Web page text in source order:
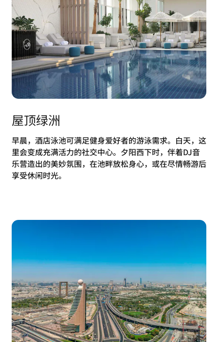
屋顶绿洲
早晨，酒店泳池可满足健身爱好者的游泳需求。白天，这
里会变成充满活力的社交中心。夕阳西下时，伴着DJ音
乐营造出的美妙氛围，在池畔放松身心，或在尽情畅游后
享受休闲时光。